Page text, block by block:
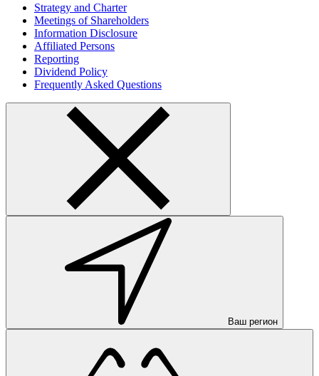
Strategy and Charter
Meetings of Shareholders
Information Disclosure
Affiliated Persons
Reporting
Dividend Policy
Frequently Asked Questions
Ваш регион